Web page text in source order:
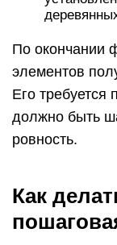
По окончании
элементов
Его требуется
должно быть
ровность.
Как